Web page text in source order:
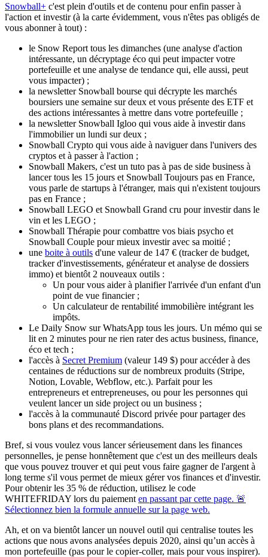
Snowball+ c'est plein d'outils et de contenu pour enfin passer à
l'action et investir (à la carte évidemment, vous n'êtes pas obligés de
vous abonner à tout) :
le Snow Report tous les dimanches (une analyse d'action
intéressante, un décryptage éco qui peut impacter votre
portefeuille et une analyse de tendance qui, elle aussi, peut
vous impacter) ;
la newsletter Snowball bourse qui décrypte les marchés
boursiers une semaine sur deux et vous présente des ETF et
des actions intéressantes à mettre dans votre portefeuille ;
la newsletter Snowball Igloo qui vous aide à investir dans
l'immobilierun lundi sur deux ;
Snowball Crypto qui vous aide à naviguer dans l'univers des
cryptos et à passer à l'action ;
Snowball Makers, c'est un tuto pas à pas de side business à
lancertous les 15 jours et Snowball Toujours pas en France,
vous parle de startups à l'étranger, mais qui n'existent toujours
pas en France ;
Snowball LEGO et Snowball Grand cru pour investir dans le
vin et les LEGO ;
Snowball Thérapie pour combattre vos biais psycho et
Snowball Couple pour mieux investir avec sa moitié ;
une boite à outils d'une valeur de 147 € (tracker de budget,
tracker d'investissements, générateur et analyse de dossiers
immo) et bientôt 2 nouveaux outils :
Un pour vous aider à planifier l'arrivée d'un enfant d'un
point de vue financier ;
Un calculateur de rentabilité immobilière intégrant les
impôts.
Le Daily Snow sur WhatsApp tous les jours. Un mémo qui se
lit en 2 minutes pour ne rien rater des actus business, finance,
éco et tech ;
l'accès à Secret Premium (valeur 149 $) pour accéder à des
centaines de réductions sur de nombreux produits (Stripe,
Notion, Lovable, Webflow, etc.). Parfait pour les
entrepreneurs et entrepreneuses, ou pour les personnes qui
veulent lancer un side project ou un business ;
l'accès à la communauté Discord privée pour partager des
bons plans et des recommandations.
Bref, si vous voulez vous lancer sérieusement dans les finances
personnelles, je pense honnêtement que c'est un des meilleurs deals
que vous pouvez trouveret qui peut vous faire gagner de l'argent à
long terme s'il vous permet de mieux gérer vos finances et d'investir.
Pour obtenir les 35 % de réduction, utilisez le code
WHITEFRIDAY lors du paiement en passant par cette page. 🚨
Sélectionnez bien la formule annuelle sur la page web.
Ah, et on va bientôt lancer un nouvel outil qui centralise toutes les
actions que nous avons analysées depuis 2020, ainsi qu’un accès à
mon portefeuille (pas pour le copier-coller, mais pour vous inspirer).